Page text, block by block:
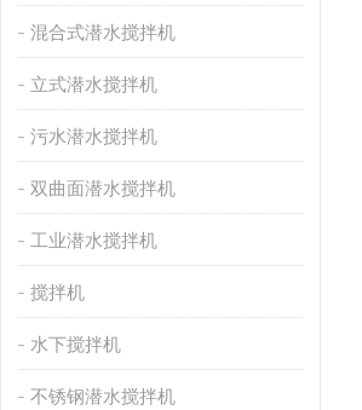
混合式潜水搅拌机
立式潜水搅拌机
污水潜水搅拌机
双曲面潜水搅拌机
工业潜水搅拌机
搅拌机
水下搅拌机
不锈钢潜水搅拌机